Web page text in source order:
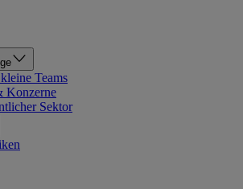
Teams
Konzerne
Sektor